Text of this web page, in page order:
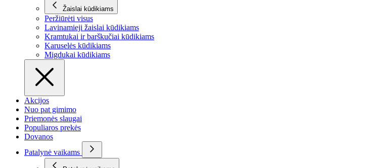
Žaislai kūdikiams
Peržiūrėti visus
Lavinamieji žaislai kūdikiams
Kramtukai ir barškučiai kūdikiams
Karuselės kūdikiams
Migdukai kūdikiams
Akcijos
Nuo pat gimimo
Priemonės slaugai
Populiaros prekės
Dovanos
Patalynė vaikams